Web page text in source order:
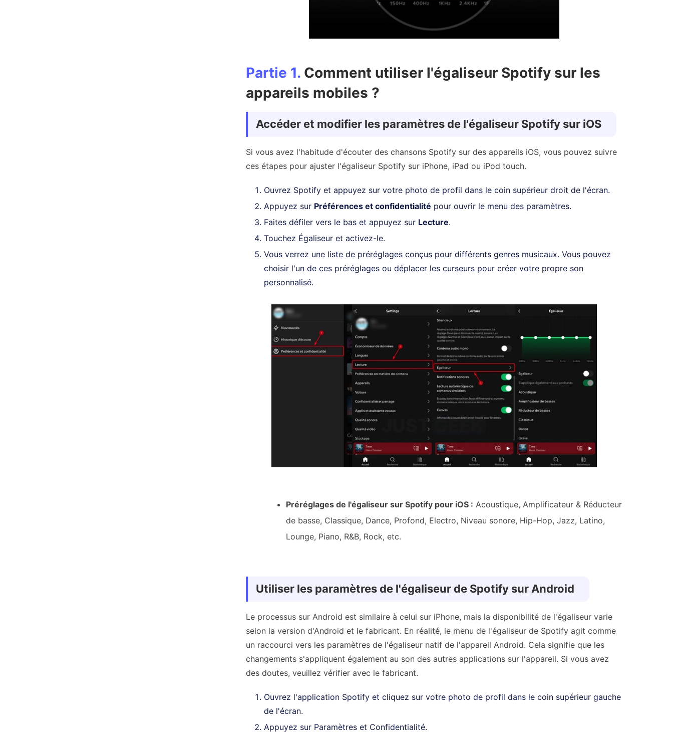
Partie 1. Comment utiliser l'égaliseur Spotify sur les
appareils mobiles ?
Accéder et modifier les paramètres de l'égaliseur Spotify sur iOS
Si vous avez l'habitude d'écouter des chansons Spotify sur des appareils iOS, vous pouvez suivre
ces étapes pour ajuster l'égaliseur Spotify sur iPhone, iPad ou iPod touch.
Ouvrez Spotify et appuyez sur votre photo de profil dans le coin supérieur droit de l'écran.
Appuyez sur Préférences et confidentialité pour ouvrir le menu des paramètres.
Faites défiler vers le bas et appuyez sur Lecture.
Touchez Égaliseur et activez-le.
Vous verrez une liste de préréglages conçus pour différents genres musicaux. Vous pouvez
choisir l'un de ces préréglages ou déplacer les curseurs pour créer votre propre son
personnalisé.
Préréglages de l'égaliseur sur Spotify pour iOS : Acoustique, Amplificateur & Réducteur
de basse, Classique, Dance, Profond, Electro, Niveau sonore, Hip-Hop, Jazz, Latino,
Lounge, Piano, R&B, Rock, etc.
Utiliser les paramètres de l'égaliseur de Spotify sur Android
Le processus sur Android est similaire à celui sur iPhone, mais la disponibilité de l'égaliseur varie
selon la version d'Android et le fabricant. En réalité, le menu de l'égaliseur de Spotify agit comme
un raccourci vers les paramètres de l'égaliseur natif de l'appareil Android. Cela signifie que les
changements s'appliquent également au son des autres applications sur l'appareil. Si vous avez
des doutes, veuillez vérifier avec le fabricant.
Ouvrez l'application Spotify et cliquez sur votre photo de profil dans le coin supérieur gauche
de l'écran.
Appuyez sur Paramètres et Confidentialité.